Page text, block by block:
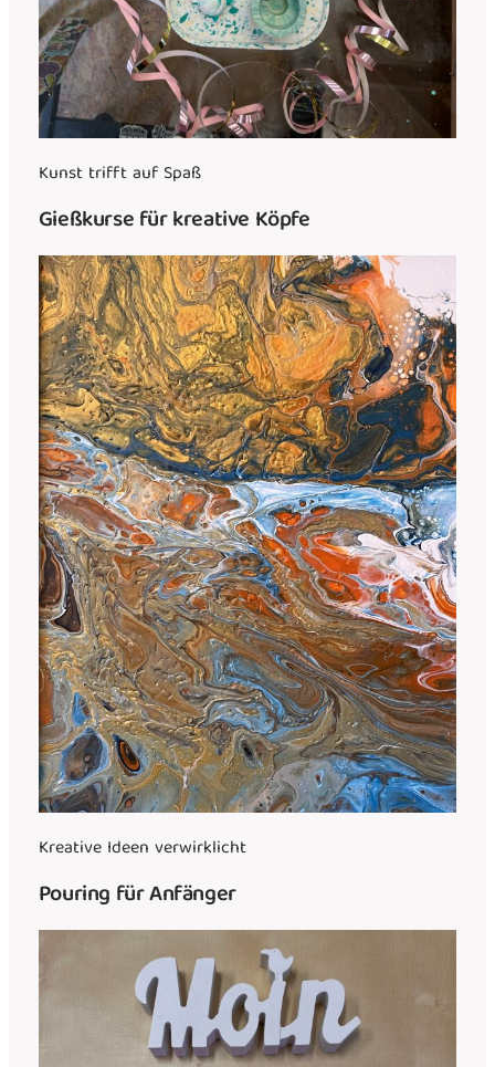
Kunst trifft auf Spaß
Gießkurse für kreative Köpfe
Kreative Ideen verwirklicht
Pouring für Anfänger